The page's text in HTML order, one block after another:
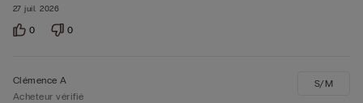
27 juil. 2026
0 0
Clémence A
Acheteur vérifié
S/M